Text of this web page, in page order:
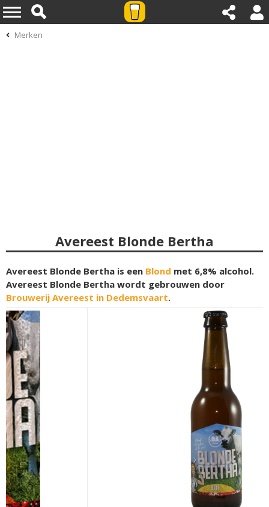
Merken
Avereest Blonde Bertha
Avereest Blonde Bertha is een Blond met 6,8% alcohol.
Avereest Blonde Bertha wordt gebrouwen door
Brouwerij Avereest in Dedemsvaart.